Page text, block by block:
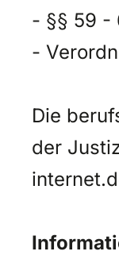
- §§ 59 -
-
Die
der